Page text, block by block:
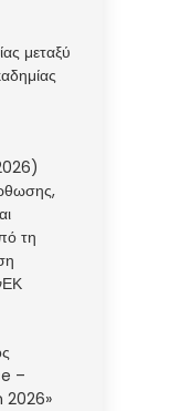
μεταξύ
τη
–
2026»